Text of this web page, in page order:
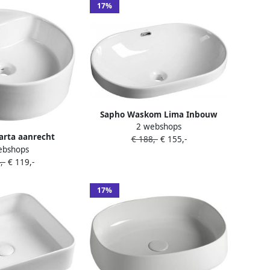
aanrecht
Ø 46 cm wit
€ 119,-
17%
Sapho Waskom Lima Inbouw
Ovaal 53.2x39.5x17.5 cm
Keramiek Wit
2 webshops
€ 188,-€ 155,-
17%